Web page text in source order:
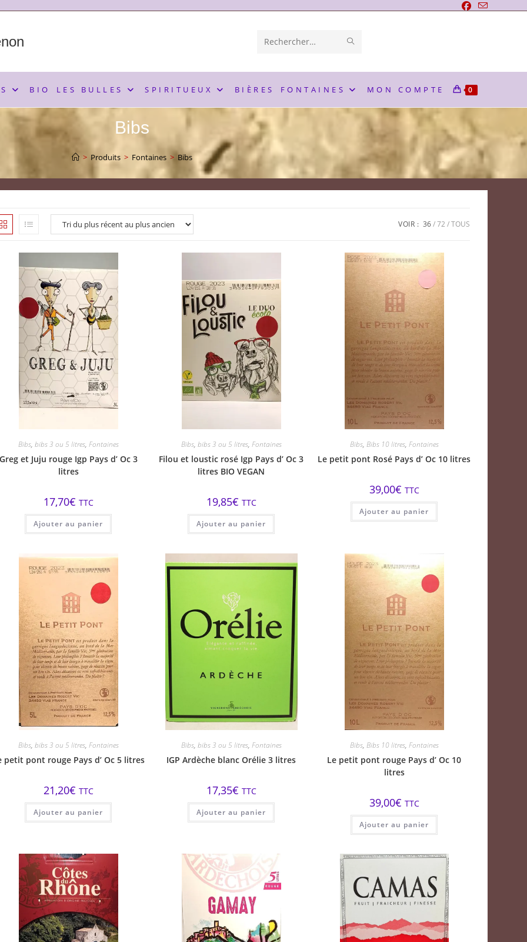
Rechercher
ce RECHERCHE
BIO LES BULLES SPIRITUEUX BIÈRES FONTAINES MON COMPTE 0
Bibs
> Produits > Fontaines > Bibs
VOIR : 36 72 TOUS
Bibs, bibs 3 ou 5 litres, Fontaines
et Juju rouge Igp Pays d’ Oc 3
litres
17,70€ TTC
Ajouter au panier
Bibs, bibs 3 ou 5 litres, Fontaines
Filou et loustic rosé Igp Pays d’ Oc 3
litres BIO VEGAN
19,85€ TTC
Ajouter au panier
Bibs, Bibs 10 litres, Fontaines
Le petit pont Rosé Pays d’ Oc 10 litres
39,00€ TTC
Ajouter au panier
Bibs, bibs 3 ou 5 litres, Fontaines
petit pont rouge Pays d’ Oc 5 litres
21,20€ TTC
Ajouter au panier
Bibs, bibs 3 ou 5 litres, Fontaines
IGP Ardèche blanc Orélie 3 litres
17,35€ TTC
Ajouter au panier
Bibs, Bibs 10 litres, Fontaines
Le petit pont rouge Pays d’ Oc 10
litres
39,00€ TTC
Ajouter au panier